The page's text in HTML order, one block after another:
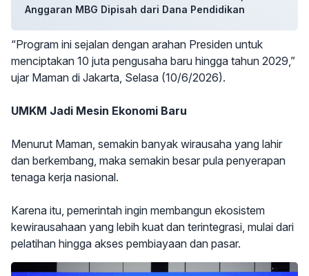
Anggaran MBG Dipisah dari Dana Pendidikan
“Program ini sejalan dengan arahan Presiden untuk
menciptakan 10 juta pengusaha baru hingga tahun 2029,”
ujar Maman di Jakarta, Selasa (10/6/2026).
UMKM Jadi Mesin Ekonomi Baru
Menurut Maman, semakin banyak wirausaha yang lahir
dan berkembang, maka semakin besar pula penyerapan
tenaga kerja nasional.
Karena itu, pemerintah ingin membangun ekosistem
kewirausahaan yang lebih kuat dan terintegrasi, mulai dari
pelatihan hingga akses pembiayaan dan pasar.